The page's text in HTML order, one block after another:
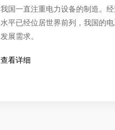
我国一直注重电力设备的制造。
水平已经位居世界前列，我国的
发展需求。
查看详细